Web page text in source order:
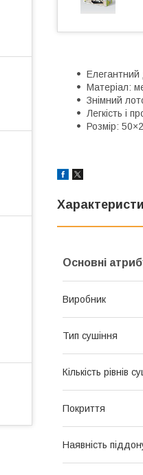
Елегантний
Матеріал:
Знімний
Легкість і
Розмір:
Основні
Виробник
Тип сушіння
Кількість рівнів
Покриття
Наявність